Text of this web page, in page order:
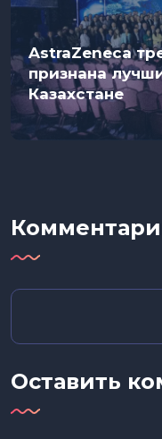
AstraZeneca
признана
Казахстане
Оставить